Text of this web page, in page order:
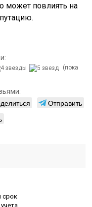
может повлиять на
(пока
Отправить